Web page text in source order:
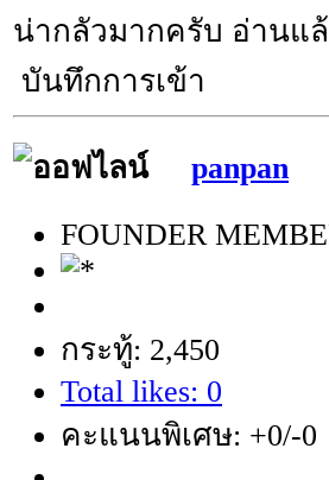
น่ากลัวมากครับ อ่านแ
บันทึกการเข้า
panpan
FOUNDER
กระทู้: 2,450
Total likes: 0
คะแนนพิเศษ: +0/-0